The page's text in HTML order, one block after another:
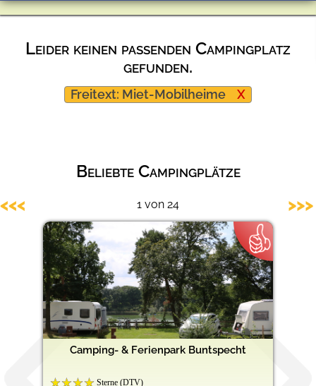
Bach Fluss Meer Gebirge See
Wald/Wiesen
Ganzjährig geöffnet
Barrierefreie Campingplätze
Leider keinen passenden Campingplatz
gefunden.
Freitext: Miet-Mobilheime X
Beliebte Campingplätze
Camping- & Ferienpark Buntspecht
Sterne (DTV)
1 von 24
<<< >>>